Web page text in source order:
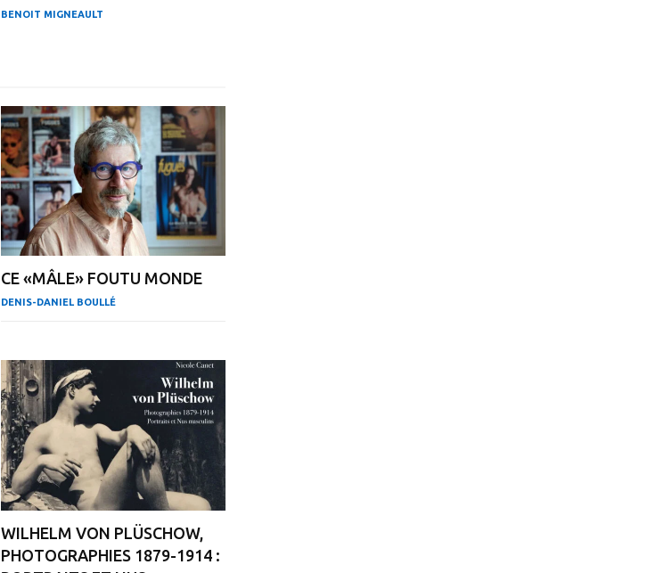
BENOIT MIGNEAULT
CE «MÂLE» FOUTU MONDE
DENIS-DANIEL BOULLÉ
WILHELM VON PLÜSCHOW,
PHOTOGRAPHIES 1879-1914 :